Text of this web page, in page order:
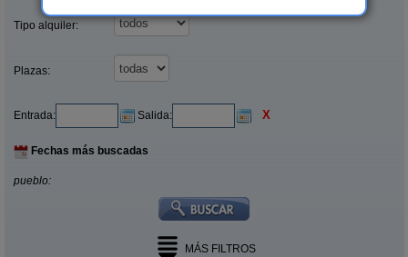
Tipo alquiler:
Plazas:
Entrada: Salida: X
Fechas más buscadas
pueblo:
MÁS FILTROS